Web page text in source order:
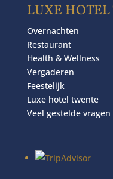
LUXE
Overnachten
Restaurant
Health & Wellness
Vergaderen
Feestelijk
Luxe hotel twente
Veel gestelde vragen